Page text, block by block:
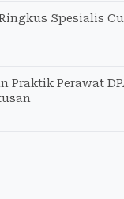
Spesialis
Praktik Perawat